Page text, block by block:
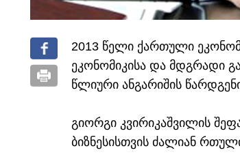
2013 წელი ქართული
ეკონომიკისა და მდგრადი
წლიური ანგარიშის
გიორგი კვირიკაშვილის
ბიზნესისთვის ძალიან